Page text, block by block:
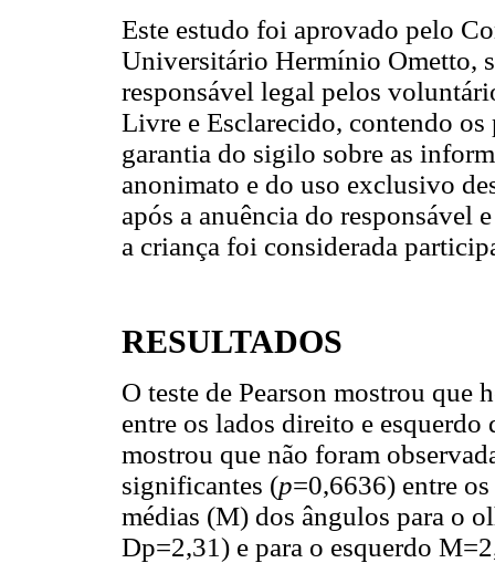
Este estudo foi aprovado pelo
Universitário Hermínio Ometto,
responsável legal pelos
Livre e Esclarecido, contendo
garantia do sigilo sobre as
anonimato e do uso exclusivo
após a anuência do responsável
a criança foi considerada
RESULTADOS
O teste de Pearson mostrou
entre os lados direito e
mostrou que não foram
significantes (p=0,6636) entre
médias (M) dos ângulos para o
Dp=2,31) e para o esquerdo